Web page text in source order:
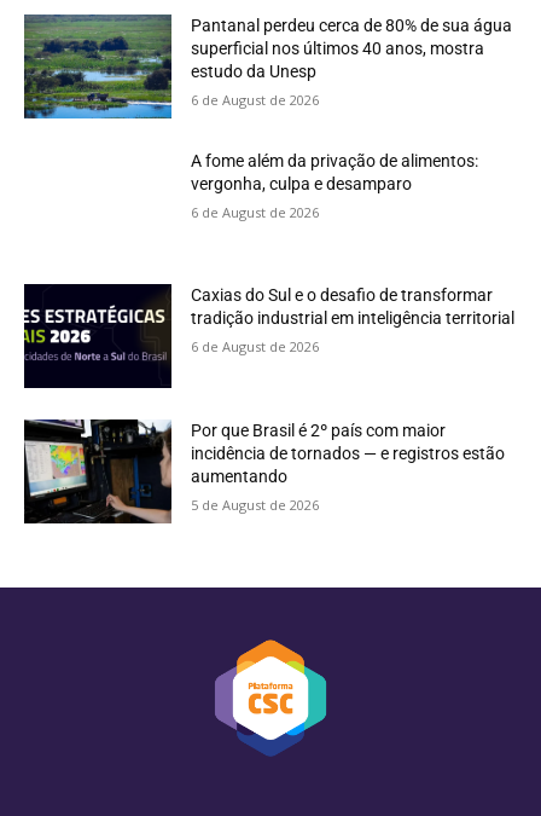
Pantanal perdeu cerca de 80% de sua água
superficial nos últimos 40 anos, mostra
estudo da Unesp
6 de August de 2026
A fome além da privação de alimentos:
vergonha, culpa e desamparo
6 de August de 2026
Caxias do Sul e o desafio de transformar
tradição industrial em inteligência territorial
6 de August de 2026
Por que Brasil é 2º país com maior
incidência de tornados — e registros estão
aumentando
5 de August de 2026